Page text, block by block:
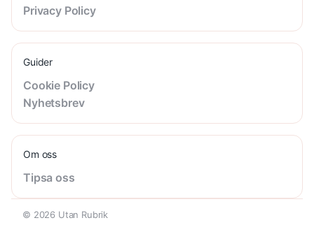
Privacy Policy
Guider
Cookie Policy
Nyhetsbrev
Om oss
Tipsa oss
© 2026 Utan Rubrik